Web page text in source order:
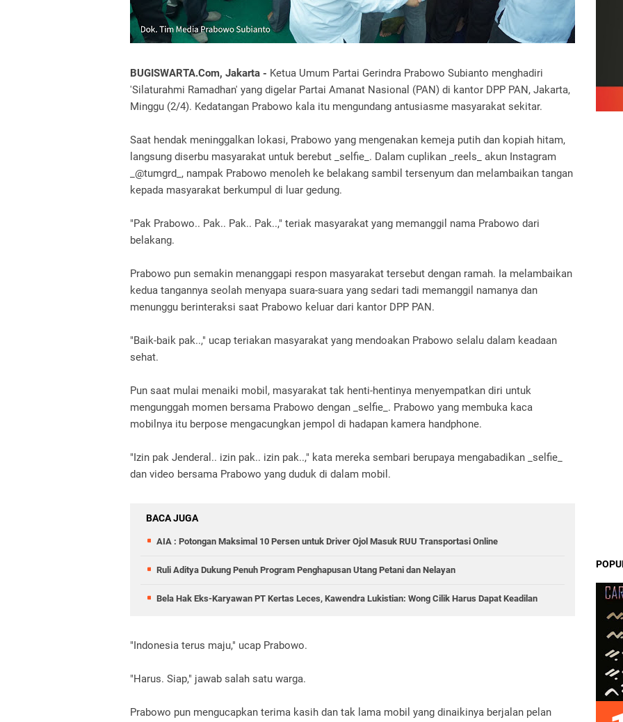
BUGISWARTA.Com, Jakarta - Ketua Umum Partai Gerindra Prabowo Subianto menghadiri
'Silaturahmi Ramadhan' yang digelar Partai Amanat Nasional (PAN) di kantor DPP PAN, Jakarta,
Minggu (2/4). Kedatangan Prabowo kala itu mengundang antusiasme masyarakat sekitar.
Saat hendak meninggalkan lokasi, Prabowo yang mengenakan kemeja putih dan kopiah hitam,
langsung diserbu masyarakat untuk berebut _selfie_. Dalam cuplikan _reels_ akun Instagram
_@tumgrd_, nampak Prabowo menoleh ke belakang sambil tersenyum dan melambaikan tangan
kepada masyarakat berkumpul di luar gedung.
"Pak Prabowo.. Pak.. Pak.. Pak..," teriak masyarakat yang memanggil nama Prabowo dari
belakang.
Prabowo pun semakin menanggapi respon masyarakat tersebut dengan ramah. Ia melambaikan
kedua tangannya seolah menyapa suara-suara yang sedari tadi memanggil namanya dan
menunggu berinteraksi saat Prabowo keluar dari kantor DPP PAN.
"Baik-baik pak..," ucap teriakan masyarakat yang mendoakan Prabowo selalu dalam keadaan
sehat.
Pun saat mulai menaiki mobil, masyarakat tak henti-hentinya menyempatkan diri untuk
mengunggah momen bersama Prabowo dengan _selfie_. Prabowo yang membuka kaca
mobilnya itu berpose mengacungkan jempol di hadapan kamera handphone.
"Izin pak Jenderal.. izin pak.. izin pak..," kata mereka sembari berupaya mengabadikan _selfie_
dan video bersama Prabowo yang duduk di dalam mobil.
BACA JUGA
AIA : Potongan Maksimal 10 Persen untuk Driver Ojol Masuk RUU Transportasi Online
Ruli Aditya Dukung Penuh Program Penghapusan Utang Petani dan Nelayan
Bela Hak Eks-Karyawan PT Kertas Leces, Kawendra Lukistian: Wong Cilik Harus Dapat Keadilan
"Indonesia terus maju," ucap Prabowo.
"Harus. Siap," jawab salah satu warga.
Prabowo pun mengucapkan terima kasih dan tak lama mobil yang dinaikinya berjalan pelan